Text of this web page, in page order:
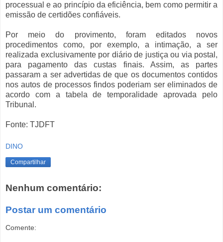
processual e ao princípio da eficiência, bem como permitir a
emissão de certidões confiáveis.
Por meio do provimento, foram editados novos
procedimentos como, por exemplo, a intimação, a ser
realizada exclusivamente por diário de justiça ou via postal,
para pagamento das custas finais. Assim, as partes
passaram a ser advertidas de que os documentos contidos
nos autos de processos findos poderiam ser eliminados de
acordo com a tabela de temporalidade aprovada pelo
Tribunal.
Fonte: TJDFT
DINO
Compartilhar
Nenhum comentário:
Postar um comentário
Comente: